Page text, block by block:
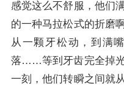
感觉这么不舒服，他们
的一种马拉松式的折磨
从一颗牙松动，到满
落……等到牙齿完全掉
一刻，他们转瞬之间就